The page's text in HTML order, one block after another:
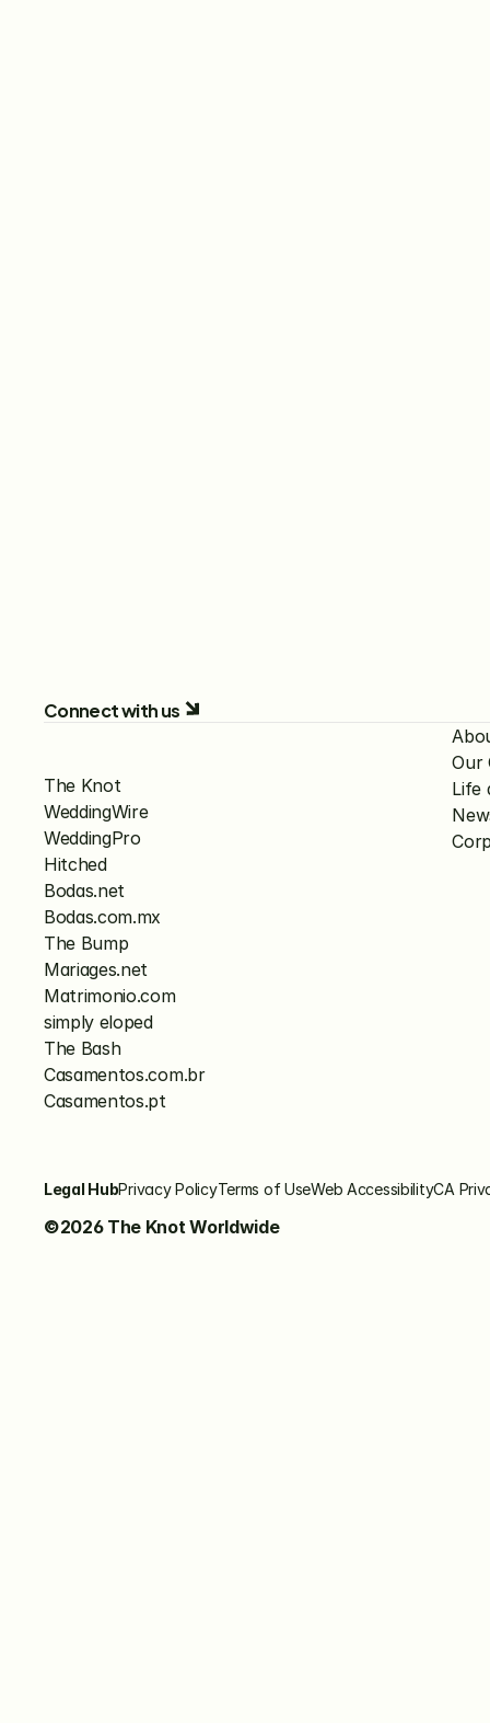
Connect with us
The Knot
WeddingWire
WeddingPro
Hitched
Bodas.net
Bodas.com.mx
The Bump
Mariages.net
Matrimonio.com
simply eloped
The Bash
Casamentos.com.br
Casamentos.pt
Our
Life
Legal HubPrivacy PolicyTerms of UseWeb AccessibilityCA
©2026 The Knot Worldwide